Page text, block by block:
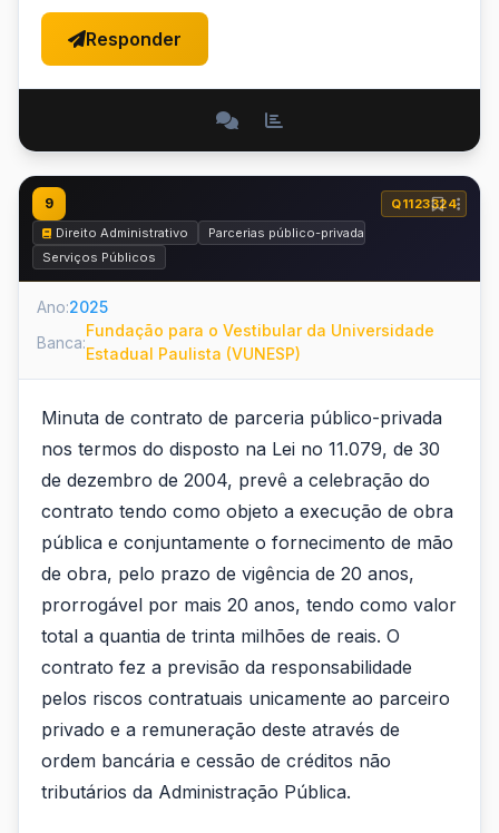
Responder
9
Q1123324
Direito Administrativo
Parcerias público-privadas
Serviços Públicos
Ano:2025
Banca:
Fundação para o Vestibular da Universidade
Estadual Paulista (VUNESP)
Minuta de contrato de parceria público-privada
nos termos do disposto na Lei no 11.079, de 30
de dezembro de 2004, prevê a celebração do
contrato tendo como objeto a execução de obra
pública e conjuntamente o fornecimento de mão
de obra, pelo prazo de vigência de 20 anos,
prorrogável por mais 20 anos, tendo como valor
total a quantia de trinta milhões de reais. O
contrato fez a previsão da responsabilidade
pelos riscos contratuais unicamente ao parceiro
privado e a remuneração deste através de
ordem bancária e cessão de créditos não
tributários da Administração Pública.